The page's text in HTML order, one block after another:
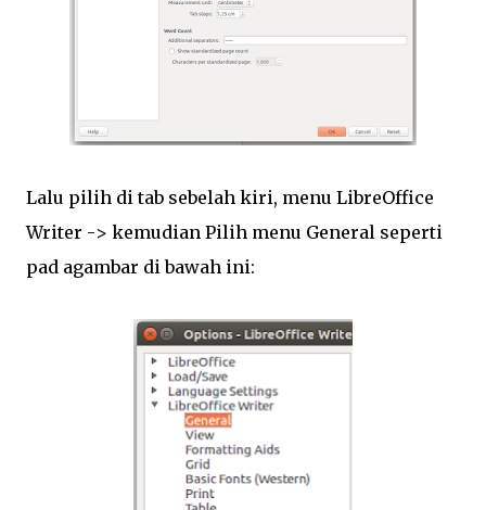
Lalu pilih di tab sebelah kiri, menu LibreOffice
Writer -> kemudian Pilih menu General seperti
pad agambar di bawah ini: